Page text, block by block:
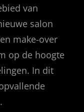
van
salon
make-over
op de hoogte
In dit